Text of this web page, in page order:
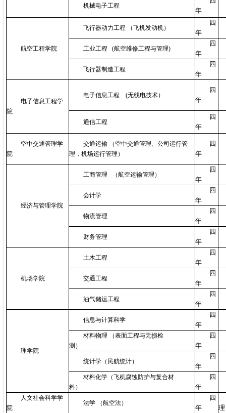
机械电子工程
年
航空工程学院
飞行器动力工程 （飞机发动机）
四
年
工业工程 (航空维修工程与管理)
四
年
飞行器制造工程
四
年
电子信息工程学
院
电子信息工程 (无线电技术）
四
年
通信工程
四
年
空中交通管理学
院
交通运输 （空中交通管理、公司运行管
理，机场运行管理）
四
年
经济与管理学院
工商管理 （航空运输管理）
四
年
会计学
四
年
物流管理
四
年
财务管理
四
年
机场学院
土木工程
四
年
交通工程
四
年
油气储运工程
四
年
理学院
信息与计算科学
四
年
材料物理 （表面工程与无损检
测）
四
年
统计学（民航统计）
四
年
材料化学（飞机腐蚀防护与复合材
料）
四
年
人文社会科学学
院
法学 （航空法）
四
年
理